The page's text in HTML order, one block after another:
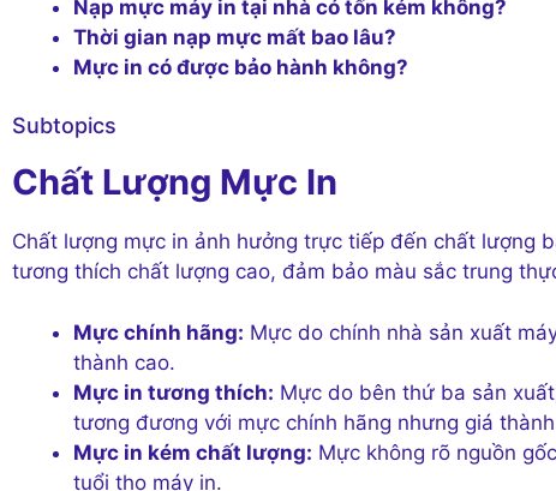
Nạp mực máy in tại nhà có tốn kém không?
Thời gian nạp mực mất bao lâu?
Mực in có được bảo hành không?
Subtopics
Chất Lượng Mực In
Chất lượng mực in ảnh hưởng trực tiếp đến chất lượng
tương thích chất lượng cao, đảm bảo màu sắc trung
Mực chính hãng: Mực do chính nhà sản xuất
thành cao.
Mực in tương thích: Mực do bên thứ ba sản
tương đương với mực chính hãng nhưng giá
Mực in kém chất lượng: Mực không rõ nguồn
tuổi thọ máy in.